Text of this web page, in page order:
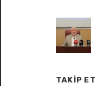
TAKIP ET